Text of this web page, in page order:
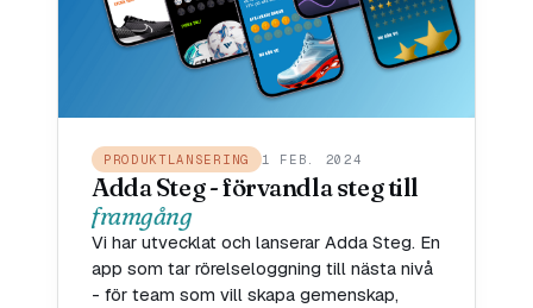
PRODUKTLANSERING 1 FEB. 2024
Adda Steg - förvandla steg till
framgång
Vi har utvecklat och lanserar Adda Steg. En
app som tar rörelseloggning till nästa nivå
- för team som vill skapa gemenskap,